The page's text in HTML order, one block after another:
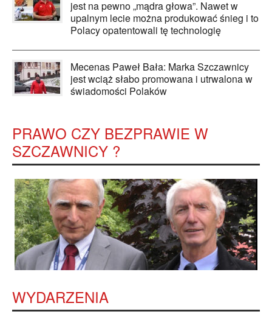
jest na pewno „mądra głowa”. Nawet w
upalnym lecie można produkować śnieg i to
Polacy opatentowali tę technologię
Mecenas Paweł Bała: Marka Szczawnicy
jest wciąż słabo promowana i utrwalona w
świadomości Polaków
PRAWO CZY BEZPRAWIE W
SZCZAWNICY ?
WYDARZENIA